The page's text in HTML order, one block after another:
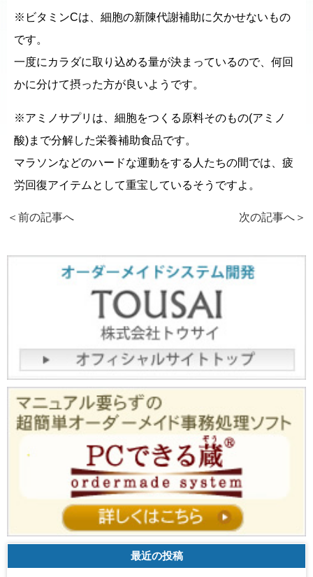
※ビタミンCは、細胞の新陳代謝補助に欠かせないもの
です。
一度にカラダに取り込める量が決まっているので、何回
かに分けて摂った方が良いようです。
※アミノサプリは、細胞をつくる原料そのもの(アミノ
酸)まで分解した栄養補助食品です。
マラソンなどのハードな運動をする人たちの間では、疲
労回復アイテムとして重宝しているそうですよ。
＜前の記事へ 次の記事へ ＞
最近の投稿